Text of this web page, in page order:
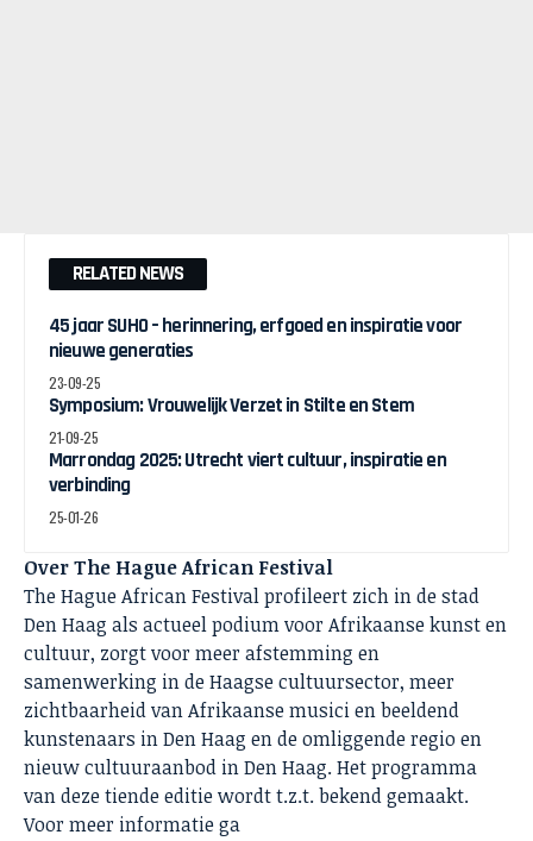
RELATED NEWS
45 jaar SUHO – herinnering, erfgoed en inspiratie voor
nieuwe generaties
23-09-25
Symposium: Vrouwelijk Verzet in Stilte en Stem
21-09-25
Marrondag 2025: Utrecht viert cultuur, inspiratie en
verbinding
25-01-26
Over The Hague African Festival
The Hague African Festival profileert zich in de stad
Den Haag als actueel podium voor Afrikaanse kunst en
cultuur, zorgt voor meer afstemming en
samenwerking in de Haagse cultuursector, meer
zichtbaarheid van Afrikaanse musici en beeldend
kunstenaars in Den Haag en de omliggende regio en
nieuw cultuuraanbod in Den Haag. Het programma
van deze tiende editie wordt t.z.t. bekend gemaakt.
Voor meer informatie ga